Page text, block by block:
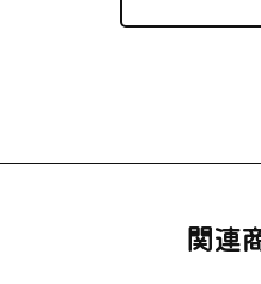
関連